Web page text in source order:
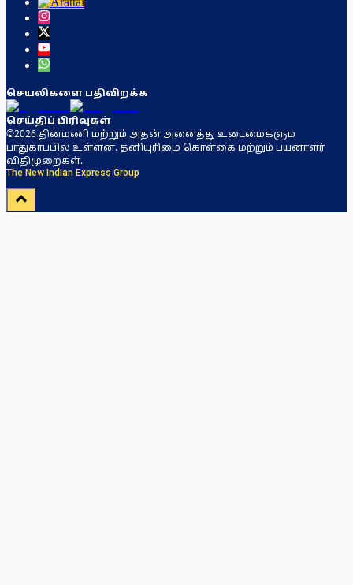
செயலிகளை பதிவிறக்க
செய்திப் பிரிவுகள்
©2026 தினமணி மற்றும் அதன் அனைத்து உடைமைகளும்
பாதுகாப்பில் உள்ளன. தனியுரிமை கொள்கை மற்றும் பயனாளர்
விதிமுறைகள்.
The New Indian Express Group